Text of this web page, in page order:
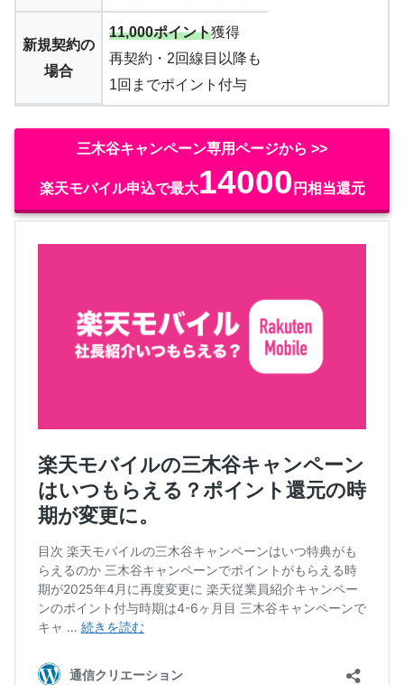
新規契約の
場合
11,000ポイント獲得
再契約・2回線目以降も
1回までポイント付与
三木谷キャンペーン専用ページから >>
楽天モバイル申込で最大14000 円相当還元